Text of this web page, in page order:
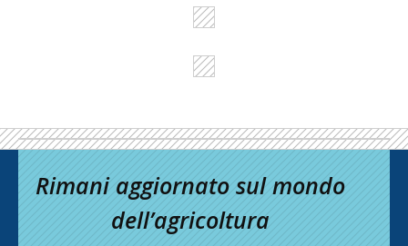
Rimani aggiornato sul mondo
dell’agricoltura